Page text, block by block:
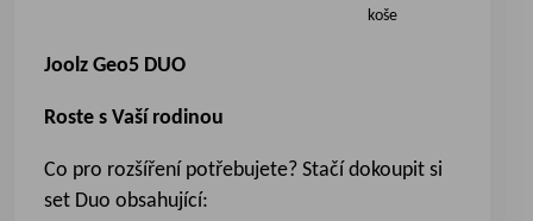
koše
Joolz Geo5 DUO
Roste s Vaší rodinou
Co pro rozšíření potřebujete? Stačí dokoupit si
set Duo obsahující: